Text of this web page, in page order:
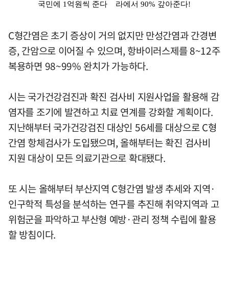
C형간염은 초기 증상이 거의 없지만 만성간염과 간경변
증, 간암으로 이어질 수 있으며, 항바이러스제를 8~12주
복용하면 98~99% 완치가 가능하다.
시는 국가건강검진과 확진 검사비 지원사업을 활용해 감
염자를 조기에 발견하고 치료 연계를 강화할 계획이다.
지난해부터 국가건강검진 대상인 56세를 대상으로 C형
간염 항체검사가 도입됐으며, 올해부터는 확진 검사비
지원 대상이 모든 의료기관으로 확대됐다.
또 시는 올해부터 부산지역 C형간염 발생 추세와 지역·
인구학적 특성을 분석하는 연구를 추진해 취약지역과 고
위험군을 파악하고 부산형 예방·관리 정책 수립에 활용
할 방침이다.